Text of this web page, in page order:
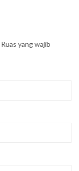
Ruas yang wajib